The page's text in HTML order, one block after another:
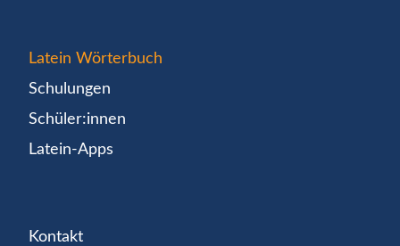
Latein Wörterbuch
Schulungen
Schüler:innen
Latein-Apps
Kontakt